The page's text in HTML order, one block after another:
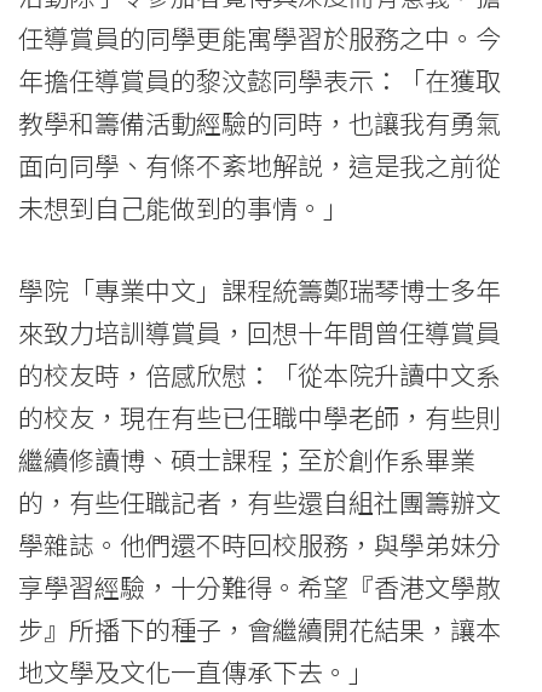
任導賞員的同學更能寓學習於服務之中。今
年擔任導賞員的黎汶懿同學表示：「在獲取
教學和籌備活動經驗的同時，也讓我有勇氣
面向同學、有條不紊地解説，這是我之前從
未想到自己能做到的事情。」
學院「專業中文」課程統籌鄭瑞琴博士多年
來致力培訓導賞員，回想十年間曾任導賞員
的校友時，倍感欣慰：「從本院升讀中文系
的校友，現在有些已任職中學老師，有些則
繼續修讀博、碩士課程；至於創作系畢業
的，有些任職記者，有些還自組社團籌辦文
學雜誌。他們還不時回校服務，與學弟妹分
享學習經驗，十分難得。希望『香港文學散
步』所播下的種子，會繼續開花結果，讓本
地文學及文化一直傳承下去。」